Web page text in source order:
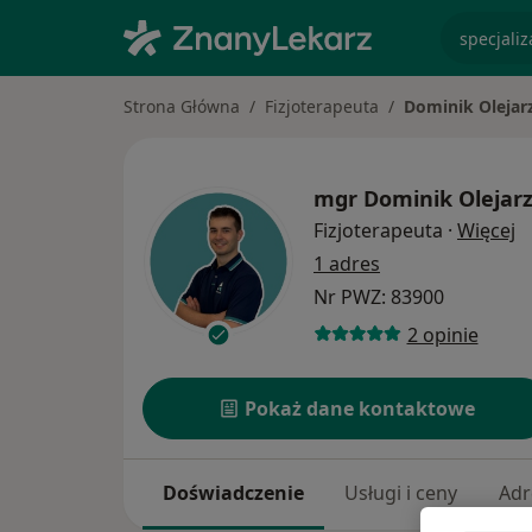
Strona Główna Fizjoterapeuta Dominik
mgr Dominik Olejarz
Fizjoterapeuta · Więcej
1 adres
Nr PWZ: 83900
2 opinie
Pokaż dane kontaktowe
Doświadczenie Usługi i ceny